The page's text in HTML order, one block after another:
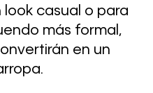
look casual o para
más formal,
en un